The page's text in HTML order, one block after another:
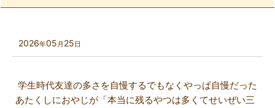
2026年05 月 25日
学生時代友達の多さを自慢するでもなくやっぱ自慢だった
あたくしにおやじが「本当に残るやつは多くてせいぜい三